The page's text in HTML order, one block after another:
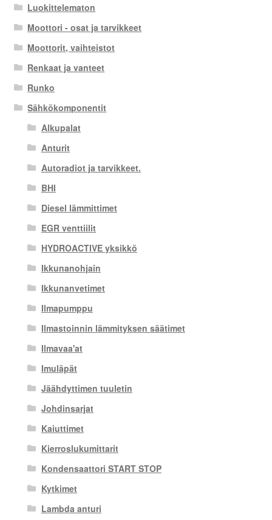
Luokittelematon
Moottori - osat ja tarvikkeet
Moottorit, vaihteistot
Renkaat ja vanteet
Runko
Sähkökomponentit
Alkupalat
Anturit
Autoradiot ja tarvikkeet.
BHI
Diesel lämmittimet
EGR venttiilit
HYDROACTIVE yksikkö
Ikkunanohjain
Ikkunanvetimet
Ilmapumppu
Ilmastoinnin lämmityksen säätimet
Ilmavaa'at
Imuläpät
Jäähdyttimen tuuletin
Johdinsarjat
Kaiuttimet
Kierroslukumittarit
Kondensaattori START STOP
Kytkimet
Lambda anturi